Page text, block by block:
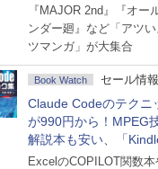
『MAJOR 2nd』『オー
ンダー廻』など「アツ
ツマンガ」が大集合
Book Watch セール情報
Claude Codeのテクニ
が990円から！MPEG
解説本も安い、「
マーセール」第2弾開
ExcelのCOPILOT関数